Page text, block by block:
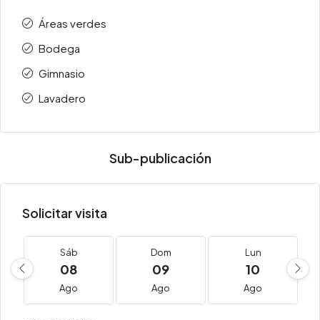
Áreas verdes
Bodega
Gimnasio
Lavadero
Sub-publicación
Solicitar visita
Sáb
08
Ago
Dom
09
Ago
Lun
10
Ago